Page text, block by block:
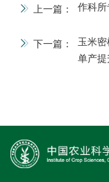
上一篇： 作科
下一篇：
玉米
单产提